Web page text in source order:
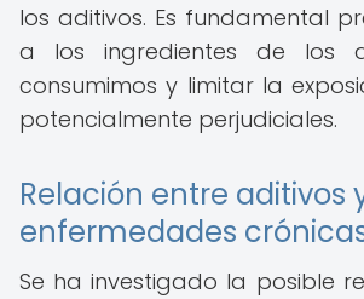
los aditivos. Es fundamental
a los ingredientes de los
consumimos y limitar la
potencialmente perjudiciales.
Relación entre aditivos
enfermedades
Se ha investigado la posible